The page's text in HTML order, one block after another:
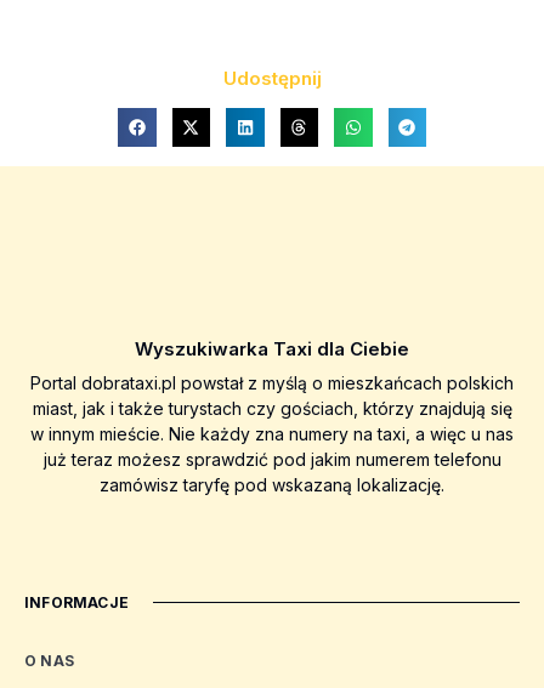
Udostępnij
Wyszukiwarka Taxi dla Ciebie
Portal dobrataxi.pl powstał z myślą o mieszkańcach polskich
miast, jak i także turystach czy gościach, którzy znajdują się
w innym mieście. Nie każdy zna numery na taxi, a więc u nas
już teraz możesz sprawdzić pod jakim numerem telefonu
zamówisz taryfę pod wskazaną lokalizację.
INFORMACJE
O NAS